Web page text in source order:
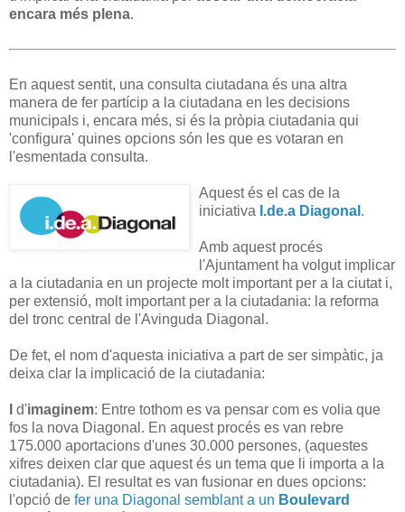
encara més plena.
En aquest sentit, una consulta ciutadana és una altra
manera de fer partícip a la ciutadana en les decisions
municipals i, encara més, si és la pròpia ciutadania qui
'configura' quines opcions són les que es votaran en
l'esmentada consulta.
Aquest és el cas de la
iniciativa I.de.a Diagonal .
Amb aquest procés
l'Ajuntament ha volgut implicar
a la ciutadania en un projecte molt important per a la ciutat i,
per extensió, molt important per a la ciutadania: la reforma
del tronc central de l'Avinguda Diagonal.
De fet, el nom d'aquesta iniciativa a part de ser simpàtic, ja
deixa clar la implicació de la ciutadania:
d'imaginem: Entre tothom es va pensar com es volia que
fos la nova Diagonal. En aquest procés es van rebre
175.000 aportacions d'unes 30.000 persones, (aquestes
xifres deixen clar que aquest és un tema que li importa a la
ciutadania). El resultat es van fusionar en dues opcions:
l'opció de fer una Diagonal semblant a un Boulevard